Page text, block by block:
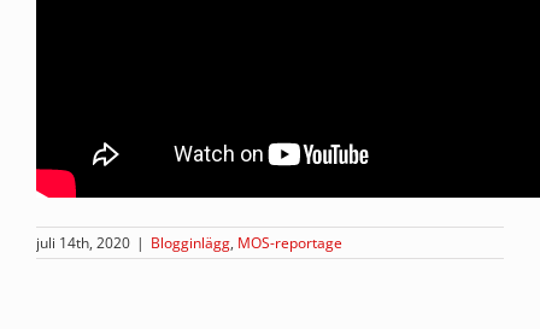
juli 14th, 2020 | Blogginlägg, MOS-reportage